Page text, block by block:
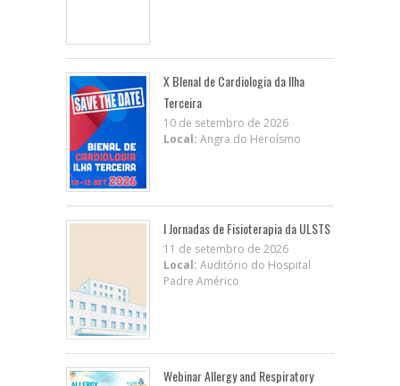
X BIenal de Cardiologia da Ilha
Terceira
10 de setembro de 2026
Local: Angra do Heroísmo
I Jornadas de Fisioterapia da ULSTS
11 de setembro de 2026
Local: Auditório do Hospital
Padre Américo
Webinar Allergy and Respiratory